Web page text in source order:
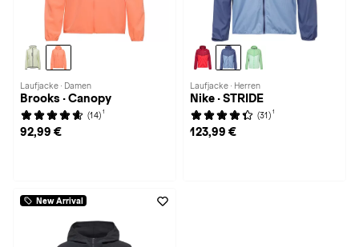
Laufjacke · Damen
Brooks · Canopy
(14) 1
92,99 €
Laufjacke · Herren
Nike · STRIDE
(31) 1
123,99 €
New Arrival